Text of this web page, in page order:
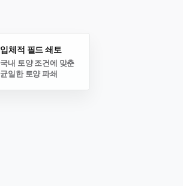
입체적 필드 쇄토
국내 토양 조건에 맞춘
균일한 토양 파쇄